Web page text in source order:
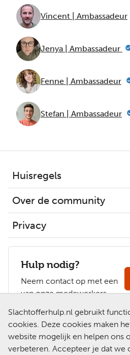
Slachtofferhulp.nl gebruikt
cookies. Deze cookies maken
website mogelijk en helpen ons
verbeteren. Accepteer je dat we
Vincent | Ambassadeur
Jenya | Ambassadeur
Fenne | Ambassadeur
Stefan | Ambassadeur
Huisregels
Over de community
Privacy
Hulp nodig?
Neem contact op met een
van onze medewerkers.